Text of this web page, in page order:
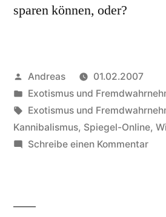
sparen können, oder?
Veröffentlicht
von
Andreas
01.02.2007
Veröffentlicht
in
Exotismus und
Schlagwörter:
Exotismus und
Kannibalismus, Spiegel-Online,
Schreibe einen Kommentarzu